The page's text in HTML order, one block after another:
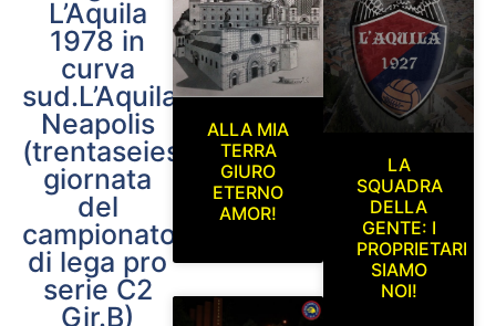
L’Aquila
1978 in
curva
sud.L’Aquila-
Neapolis
(trentaseiesima
giornata
del
campionato
di lega pro
serie C2
Gir.B)
ALLA MIA
TERRA
GIURO
ETERNO
AMOR!
LA
SQUADRA
DELLA
GENTE: I
PROPRIETARI
SIAMO
NOI!